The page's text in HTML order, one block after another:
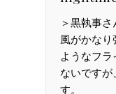
＞黒執事さ
風がかな
ようなフ
ないです
す。